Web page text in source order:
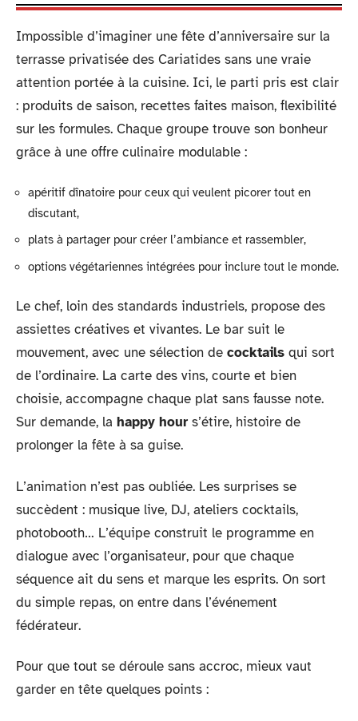
Impossible d’imaginer une fête d’anniversaire sur la
terrasse privatisée des Cariatides sans une vraie
attention portée à la cuisine. Ici, le parti pris est clair
: produits de saison, recettes faites maison, flexibilité
sur les formules. Chaque groupe trouve son bonheur
grâce à une offre culinaire modulable :
apéritif dînatoire pour ceux qui veulent picorer tout en
discutant,
plats à partager pour créer l’ambiance et rassembler,
options végétariennes intégrées pour inclure tout le monde.
Le chef, loin des standards industriels, propose des
assiettes créatives et vivantes. Le bar suit le
mouvement, avec une sélection de cocktails qui sort
de l’ordinaire. La carte des vins, courte et bien
choisie, accompagne chaque plat sans fausse note.
Sur demande, la happy hour s’étire, histoire de
prolonger la fête à sa guise.
L’animation n’est pas oubliée. Les surprises se
succèdent : musique live, DJ, ateliers cocktails,
photobooth… L’équipe construit le programme en
dialogue avec l’organisateur, pour que chaque
séquence ait du sens et marque les esprits. On sort
du simple repas, on entre dans l’événement
fédérateur.
Pour que tout se déroule sans accroc, mieux vaut
garder en tête quelques points :